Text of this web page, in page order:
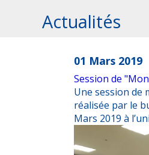
Enseignement
Formation
Erasmus+
Le programme
Appels ouverts
Actualités
01 Mars 2019
Session de
Une session
réalisée par le
Mars 2019 à